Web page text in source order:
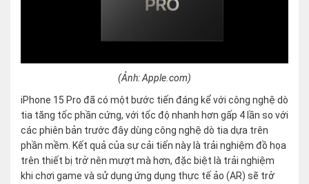
(Ảnh: Apple.com)
iPhone 15 Pro đã có một bước tiến đáng kể với công nghệ dò
tia tăng tốc phần cứng, với tốc độ nhanh hơn gấp 4 lần so với
các phiên bản trước đây dùng công nghệ dò tia dựa trên
phần mềm. Kết quả của sự cải tiến này là trải nghiệm đồ họa
trên thiết bị trở nên mượt mà hơn, đặc biệt là trải nghiệm
khi chơi game và sử dụng ứng dụng thực tế ảo (AR) sẽ trở